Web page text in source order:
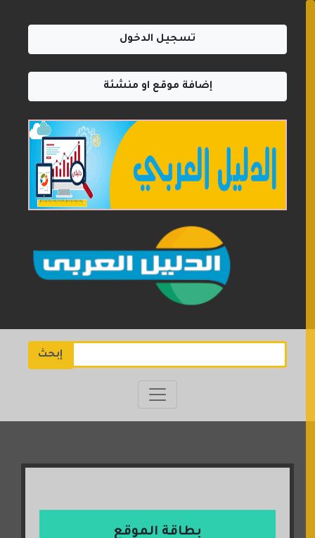
تسجيل الدخول
إضافة موقع او منشئة
إبحث
بطاقة الموقع